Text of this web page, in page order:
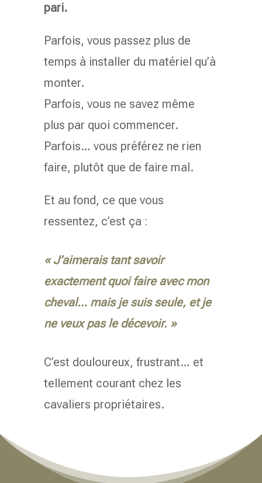
pari.
Parfois, vous passez plus de
temps à installer du matériel qu’à
monter.
Parfois, vous ne savez même
plus par quoi commencer.
Parfois… vous préférez ne rien
faire, plutôt que de faire mal.
Et au fond, ce que vous
ressentez, c’est ça :
« J’aimerais tant savoir
exactement quoi faire avec mon
cheval… mais je suis seule, et je
ne veux pas le décevoir. »
C’est douloureux, frustrant… et
tellement courant chez les
cavaliers propriétaires.